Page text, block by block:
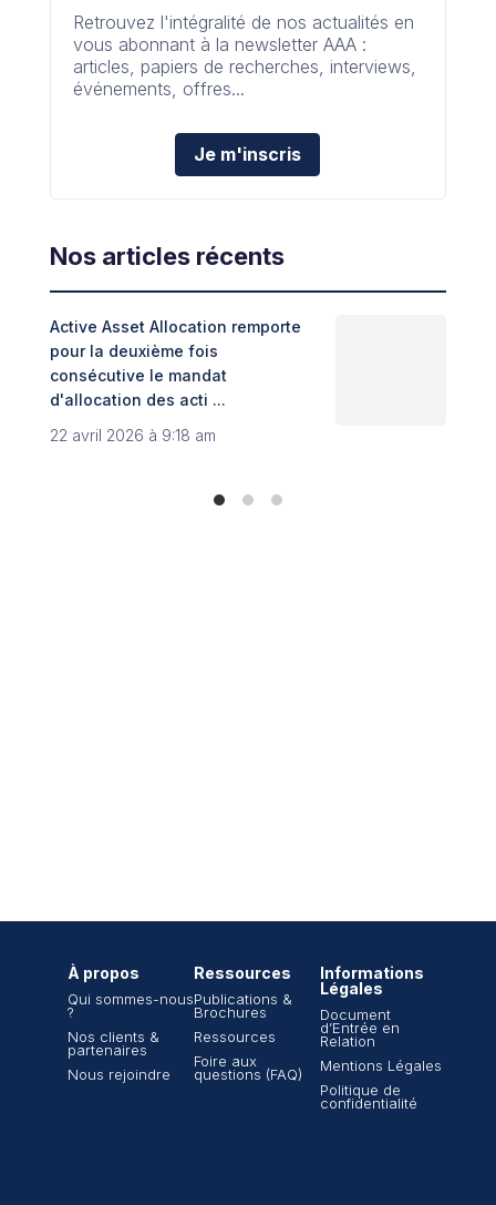
Retrouvez l'intégralité de nos actualités en
vous abonnant à la newsletter AAA :
articles, papiers de recherches, interviews,
événements, offres...
Je m'inscris
Nos articles récents
Active Asset Allocation remporte
pour la deuxième fois
consécutive le mandat
d'allocation des acti ...
22 avril 2026 à 9:18 am
À propos
Qui sommes-nous
?
Nos clients &
partenaires
Nous rejoindre
Ressources
Publications &
Brochures
Ressources
Foire aux
questions (FAQ)
Informations
Légales
Document
d’Entrée en
Relation
Mentions Légales
Politique de
confidentialité